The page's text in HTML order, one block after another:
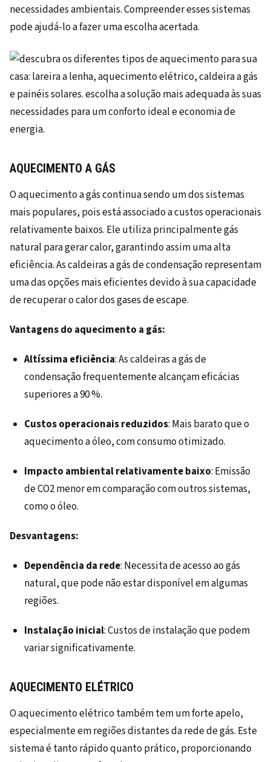
necessidades ambientais. Compreender esses sistemas
pode ajudá-lo a fazer uma escolha acertada.
AQUECIMENTO A GÁS
O aquecimento a gás continua sendo um dos sistemas
mais populares, pois está associado a custos operacionais
relativamente baixos. Ele utiliza principalmente gás
natural para gerar calor, garantindo assim uma alta
eficiência. As caldeiras a gás de condensação representam
uma das opções mais eficientes devido à sua capacidade
de recuperar o calor dos gases de escape.
Vantagens do aquecimento a gás:
Altíssima eficiência: As caldeiras a gás de
condensação frequentemente alcançam eficácias
superiores a 90 %.
Custos operacionais reduzidos: Mais barato que o
aquecimento a óleo, com consumo otimizado.
Impacto ambiental relativamente baixo: Emissão
de CO2 menor em comparação com outros sistemas,
como o óleo.
Desvantagens:
Dependência da rede: Necessita de acesso ao gás
natural, que pode não estar disponível em algumas
regiões.
Instalação inicial: Custos de instalação que podem
variar significativamente.
AQUECIMENTO ELÉTRICO
O aquecimento elétrico também tem um forte apelo,
especialmente em regiões distantes da rede de gás. Este
sistema é tanto rápido quanto prático, proporcionando